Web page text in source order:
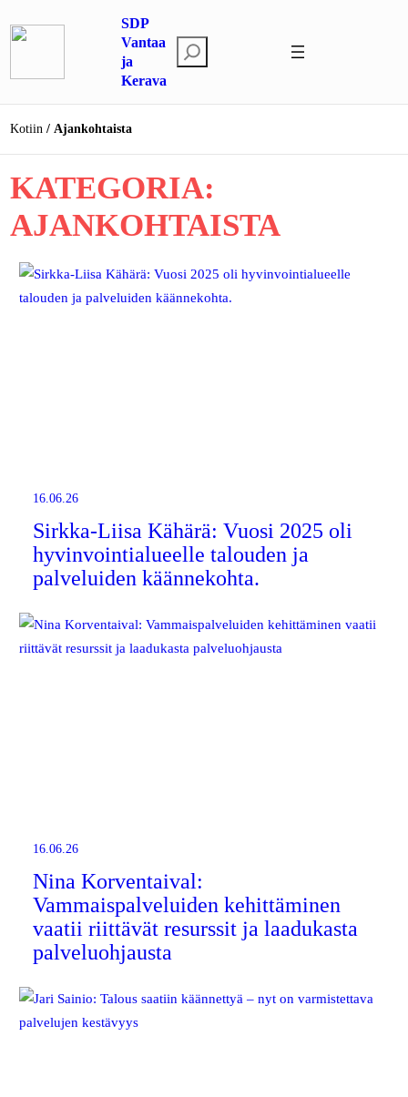
sisältöön
SDP
Vantaa
ja
Kerava
t
Kotiin Ajankohtaista
KATEGORIA:
AJANKOHTAISTA
16.06.26
Sirkka-Liisa Kähärä: Vuosi 2025 oli
hyvinvointialueelle talouden ja
palveluiden käännekohta.
16.06.26
Nina Korventaival:
Vammaispalveluiden kehittäminen
vaatii riittävät resurssit ja laadukasta
palveluohjausta